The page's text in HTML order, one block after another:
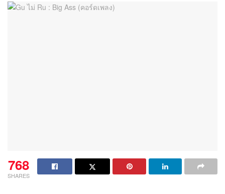
768
SHARES